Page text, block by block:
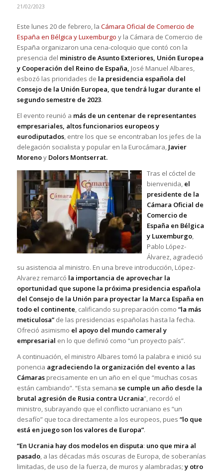
21/02/2023
Este lunes 20 de febrero, la Cámara Oficial de Comercio de
España en Bélgica y Luxemburgo y la Cámara de Comercio de
España organizaron una cena-coloquio que contó con la
presencia del ministro de Asunto Exteriores, Unión Europea
y Cooperación del Reino de España, José Manuel Albares,
esbozó las prioridades de la presidencia española del
Consejo de la Unión Europea, que tendrá lugar durante el
segundo semestre de 2023.
El evento reunió a más de un centenar de representantes
empresariales, altos funcionarios europeos y
eurodiputados, entre los que se encontraban los jefes de la
delegación socialista y popular en la Eurocámara, Javier
Morenoy Dolors Montserrat.
Tras el cóctel de
bienvenida, el
presidente de la
Cámara Oficial de
Comercio de
España en Bélgica
y Luxemburgo,
Pablo López-
Álvarez, agradeció
su asistencia al ministro. En una breve introducción, López-
Alvarez remarcó la importancia de aprovechar la
oportunidad que supone la próxima presidencia española
del Consejo de la Unión para proyectar la Marca España en
todo el continente, calificando su preparación como “la más
meticulosa”de las presidencias españolas hasta la fecha.
Ofreció asimismo el apoyo del mundo cameral y
empresarial en lo que definió como “un proyecto país”.
A continuación, el ministro Albares tomó la palabra e inició su
ponencia agradeciendo la organización del evento a las
Cámarasprecisamente en un año en el que “muchas cosas
están cambiando”. “Esta semana se cumple un año desde la
brutal agresión de Rusia contra Ucrania”, recordó el
ministro, subrayando que el conflicto ucraniano es “un
desafío” que toca directamente a los europeos, pues “lo que
está en juego son los valores de Europa”.
“En Ucrania hay dos modelos en disputa: uno que mira al
pasado, a las décadas más oscuras de Europa, de soberanías
limitadas, de uso de la fuerza, de muros y alambradas;y otro